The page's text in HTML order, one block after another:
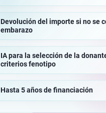
Devolución del importe si no se
embarazo
IA para la selección de la
criterios fenotipo
Hasta 5 años de financiación